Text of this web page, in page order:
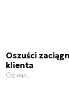
Oszuści
klienta
2 min.